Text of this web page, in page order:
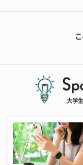
大学